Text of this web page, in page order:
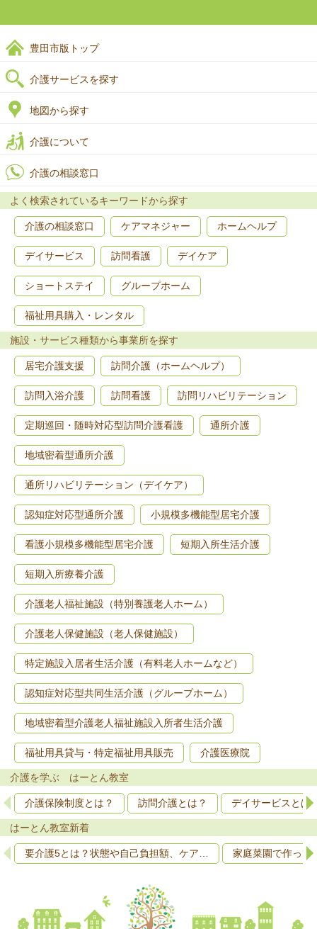
豊田市版トップ
介護サービスを探す
地図から探す
介護について
介護の相談窓口
よく検索されているキーワードから探す
介護の相談窓口 ケアマネジャー ホームヘルプ
デイサービス 訪問看護 デイケア
ショートステイ グループホーム
福祉用具購入・レンタル
施設・サービス種類から事業所を探す
居宅介護支援 訪問介護（ホームヘルプ）
訪問入浴介護 訪問看護 訪問リハビリテーション
定期巡回・随時対応型訪問介護看護 通所介護
地域密着型通所介護
通所リハビリテーション（デイケア）
認知症対応型通所介護 小規模多機能型居宅介護
看護小規模多機能型居宅介護 短期入所生活介護
短期入所療養介護
介護老人福祉施設（特別養護老人ホーム）
介護老人保健施設（老人保健施設）
特定施設入居者生活介護（有料老人ホームなど）
認知症対応型共同生活介護（グループホーム）
地域密着型介護老人福祉施設入所者生活介護
福祉用具貸与・特定福祉用具販売 介護医療院
介護を学ぶ はーとん教室
介護保険制度とは？ 訪問介護とは？ デイサービスとは
はーとん教室新着
要介護5とは？状態や自己負担額、ケア… 家庭菜園で作っ